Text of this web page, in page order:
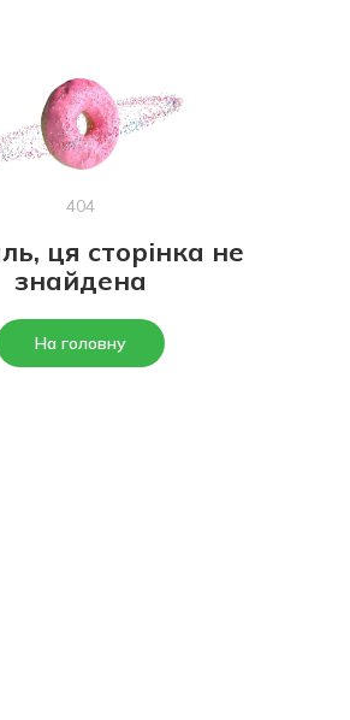
404
ця сторінка не
знайдена
На головну